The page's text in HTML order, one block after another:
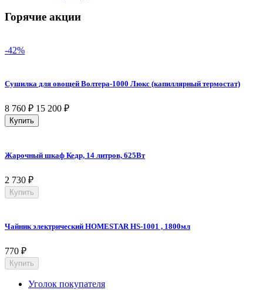
Горячие акции
-42%
Сушилка для овощей Волтера-1000 Люкс (капиллярный термостат)
8 760 ₽ 15 200 ₽
Купить
Жарочный шкаф Кедр, 14 литров, 625Вт
2 730 ₽
Купить
Чайник электрический HOMESTAR HS-1001 , 1800мл
770 ₽
Купить
Уголок покупателя